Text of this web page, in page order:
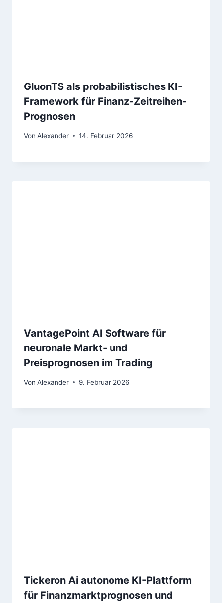
GluonTS als probabilistisches KI-
Framework für Finanz-Zeitreihen-
Prognosen
Von Alexander 14. Februar 2026
VantagePoint AI Software für
neuronale Markt- und
Preisprognosen im Trading
Von Alexander 9. Februar 2026
Tickeron Ai autonome KI-Plattform
für Finanzmarktprognosen und